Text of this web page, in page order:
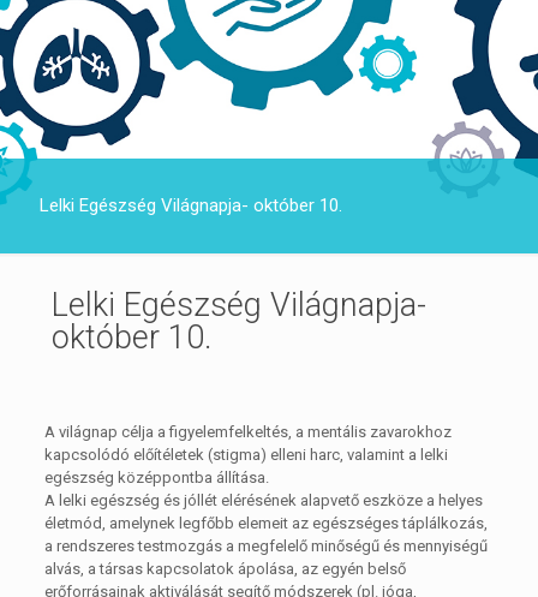
Lelki Egészség Világnapja- október 10.
Lelki Egészség Világnapja-
október 10.
A világnap célja a figyelemfelkeltés, a mentális zavarokhoz
kapcsolódó előítéletek (stigma) elleni harc, valamint a lelki
egészség középpontba állítása.
A lelki egészség és jóllét elérésének alapvető eszköze a helyes
életmód, amelynek legfőbb elemeit az egészséges táplálkozás,
a rendszeres testmozgás a megfelelő minőségű és mennyiségű
alvás, a társas kapcsolatok ápolása, az egyén belső
erőforrásainak aktiválását segítő módszerek (pl. jóga,